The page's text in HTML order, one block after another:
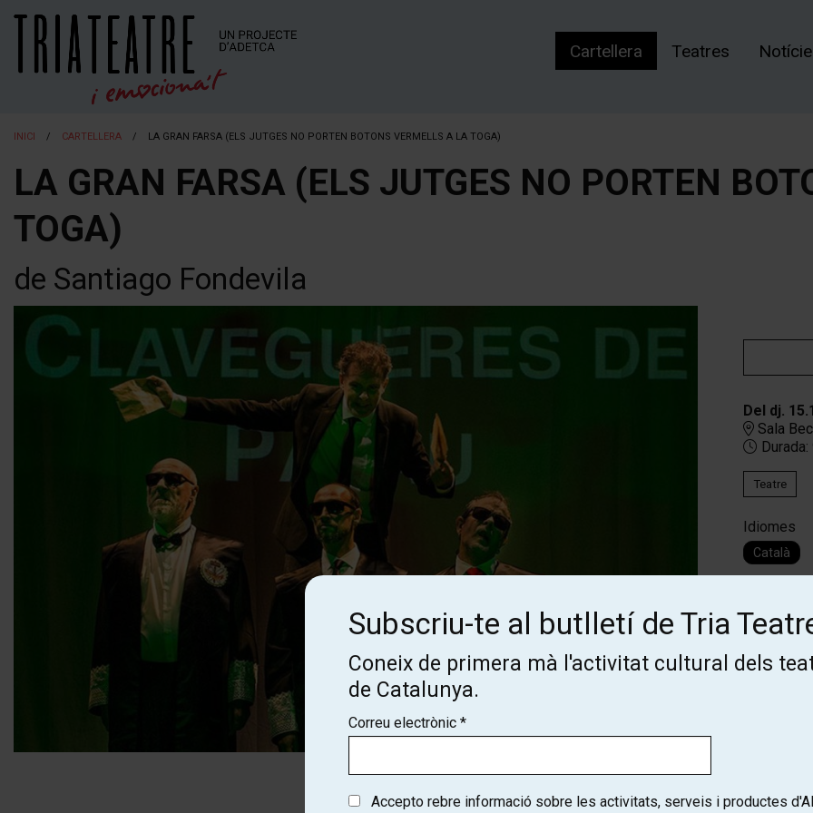
Cartellera Teatres
INICI CARTELLERA LA GRAN FARSA (ELS JUTGES NO PORTEN BOTONS VERMELLS A LA TOGA)
LA GRAN FARSA (ELS JUTGES NO PORTEN
TOGA)
de Santiago Fondevila
Del dj.
Sala
Durada:
Teatre
Idiomes
Català
FITXA
Subscriu-te al butlletí de Tria
Coneix de primera mà l'activitat cultural dels
de Catalunya.
Correu electrònic *
Accepto rebre informació sobre les activitats, serveis i productes